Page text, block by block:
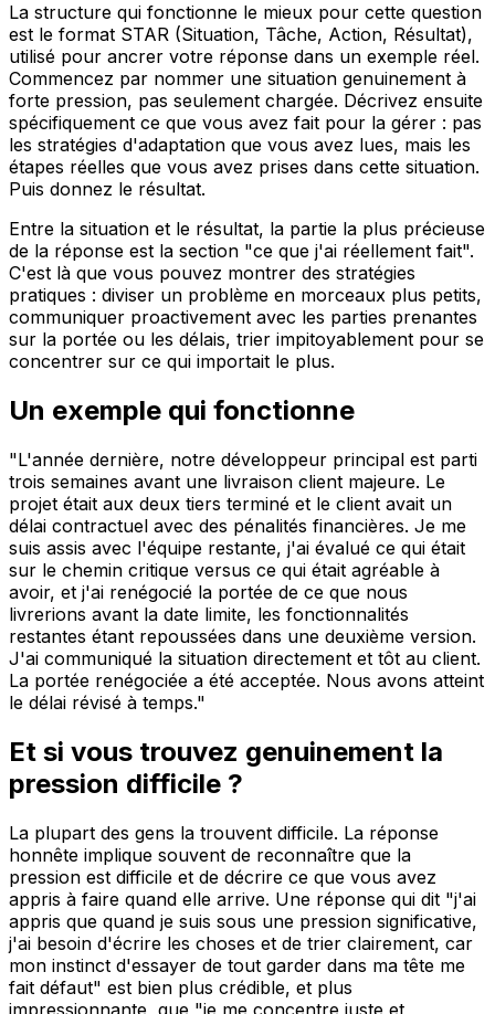
La structure qui fonctionne le mieux pour cette question
est le format STAR (Situation, Tâche, Action, Résultat),
utilisé pour ancrer votre réponse dans un exemple réel.
Commencez par nommer une situation genuinement à
forte pression, pas seulement chargée. Décrivez ensuite
spécifiquement ce que vous avez fait pour la gérer : pas
les stratégies d'adaptation que vous avez lues, mais les
étapes réelles que vous avez prises dans cette situation.
Puis donnez le résultat.
Entre la situation et le résultat, la partie la plus précieuse
de la réponse est la section "ce que j'ai réellement fait".
C'est là que vous pouvez montrer des stratégies
pratiques : diviser un problème en morceaux plus petits,
communiquer proactivement avec les parties prenantes
sur la portée ou les délais, trier impitoyablement pour se
concentrer sur ce qui importait le plus.
Un exemple qui fonctionne
"L'année dernière, notre développeur principal est parti
trois semaines avant une livraison client majeure. Le
projet était aux deux tiers terminé et le client avait un
délai contractuel avec des pénalités financières. Je me
suis assis avec l'équipe restante, j'ai évalué ce qui était
sur le chemin critique versus ce qui était agréable à
avoir, et j'ai renégocié la portée de ce que nous
livrerions avant la date limite, les fonctionnalités
restantes étant repoussées dans une deuxième version.
J'ai communiqué la situation directement et tôt au client.
La portée renégociée a été acceptée. Nous avons atteint
le délai révisé à temps."
Et si vous trouvez genuinement la
pression difficile ?
La plupart des gens la trouvent difficile. La réponse
honnête implique souvent de reconnaître que la
pression est difficile et de décrire ce que vous avez
appris à faire quand elle arrive. Une réponse qui dit "j'ai
appris que quand je suis sous une pression significative,
j'ai besoin d'écrire les choses et de trier clairement, car
mon instinct d'essayer de tout garder dans ma tête me
fait défaut" est bien plus crédible, et plus
impressionnante, que "je me concentre juste et